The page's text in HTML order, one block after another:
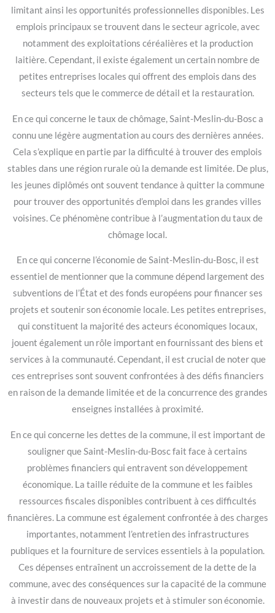
limitant ainsi les opportunités professionnelles disponibles. Les
emplois principaux se trouvent dans le secteur agricole, avec
notamment des exploitations céréalières et la production
laitière. Cependant, il existe également un certain nombre de
petites entreprises locales qui offrent des emplois dans des
secteurs tels que le commerce de détail et la restauration.
En ce qui concerne le taux de chômage, Saint-Meslin-du-Bosc a
connu une légère augmentation au cours des dernières années.
Cela s’explique en partie par la difficulté à trouver des emplois
stables dans une région rurale où la demande est limitée. De plus,
les jeunes diplômés ont souvent tendance à quitter la commune
pour trouver des opportunités d’emploi dans les grandes villes
voisines. Ce phénomène contribue à l’augmentation du taux de
chômage local.
En ce qui concerne l’économie de Saint-Meslin-du-Bosc, il est
essentiel de mentionner que la commune dépend largement des
subventions de l’État et des fonds européens pour financer ses
projets et soutenir son économie locale. Les petites entreprises,
qui constituent la majorité des acteurs économiques locaux,
jouent également un rôle important en fournissant des biens et
services à la communauté. Cependant, il est crucial de noter que
ces entreprises sont souvent confrontées à des défis financiers
en raison de la demande limitée et de la concurrence des grandes
enseignes installées à proximité.
En ce qui concerne les dettes de la commune, il est important de
souligner que Saint-Meslin-du-Bosc fait face à certains
problèmes financiers qui entravent son développement
économique. La taille réduite de la commune et les faibles
ressources fiscales disponibles contribuent à ces difficultés
financières. La commune est également confrontée à des charges
importantes, notamment l’entretien des infrastructures
publiques et la fourniture de services essentiels à la population.
Ces dépenses entraînent un accroissement de la dette de la
commune, avec des conséquences sur la capacité de la commune
à investir dans de nouveaux projets et à stimuler son économie.